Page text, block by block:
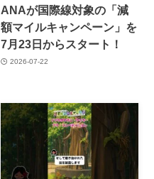
ANAが国際線対象の「減
額マイルキャンペーン」を
7月23日からスタート！
2026-07-22